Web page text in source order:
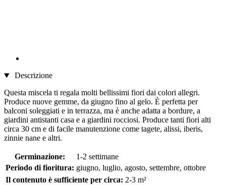
Descrizione
Questa miscela ti regala molti bellissimi fiori dai colori allegri.
Produce nuove gemme, da giugno fino al gelo. È perfetta per
balconi soleggiati e in terrazza, ma è anche adatta a bordure, a
giardini antistanti casa e a giardini rocciosi. Produce tanti fiori alti
circa 30 cm e di facile manutenzione come tagete, alissi, iberis,
zinnie nane e altri.
Germinazione:
1-2 settimane
Periodo di fioritura: giugno, luglio, agosto, settembre, ottobre
Il contenuto è sufficiente per circa: 2-3 m²